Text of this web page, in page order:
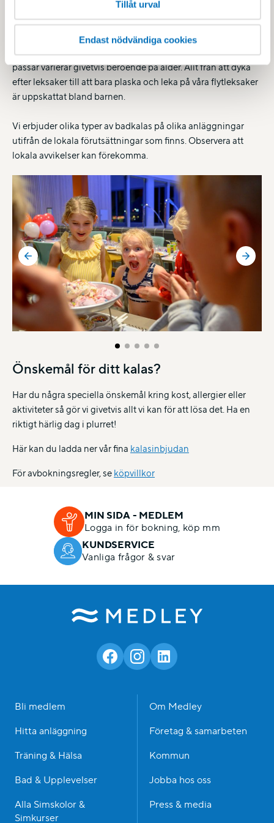
Tillåt urval
Endast nödvändiga cookies
Ett badkalas är ett riktigt bra barnkalastema. Det enda som
krävs är badkläder och ett glatt badhumör. Lekar och
aktiviteter på badkalaset bestämmer du själv och vad som
passar varierar givetvis beroende på ålder. Allt från att dyka
efter leksaker till att bara plaska och leka på våra flytleksaker
är uppskattat bland barnen.
Vi erbjuder olika typer av badkalas på olika anläggningar
utifrån de lokala förutsättningar som finns. Observera att
lokala avvikelser kan förekomma.
Önskemål för ditt kalas?
Har du några speciella önskemål kring kost, allergier eller
aktiviteter så gör vi givetvis allt vi kan för att lösa det. Ha en
riktigt härlig dag i plurret!
Här kan du ladda ner vår fina kalasinbjudan
För avbokningsregler, seköpvillkor
MIN SIDA - MEDLEM
Logga in för bokning, köp mm
KUNDSERVICE
Vanliga frågor & svar
Bli medlem
Hitta anläggning
Träning & Hälsa
Bad & Upplevelser
Alla Simskolor &
Simkurser
Om Medley
Företag & samarbeten
Kommun
Jobba hos oss
Press & media